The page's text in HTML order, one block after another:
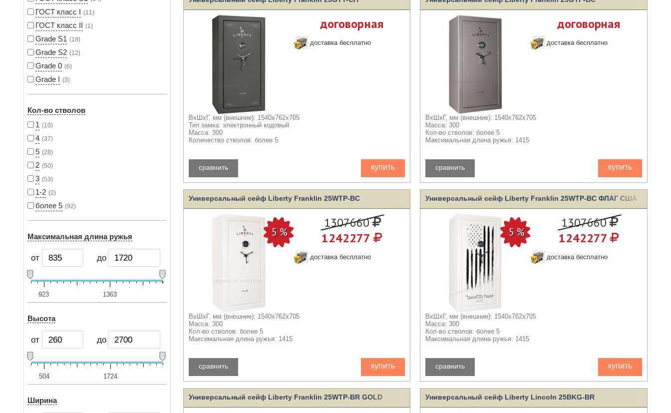
договорная
доставка бесплатно
ВхШхГ, мм (внешние): 1540x762x705
Тип замка: электронный кодовый
Масса: 300
Количество стволов: более 5
купить
сравнить
договорная
доставка бесплатно
ВхШхГ, мм (внешние): 1540x762x705
Масса: 300
Кол-во стволов: более 5
Максимальная длина ружья: 1415
купить
сравнить
Универсальный сейф Liberty Franklin 25WTP-BC
1307660
1242277
доставка бесплатно
ВхШхГ, мм (внешние): 1540x762x705
Масса: 300
Кол-во стволов: более 5
Максимальная длина ружья: 1415
купить
сравнить
Универсальный сейф Liberty Franklin 25WTP-BC ФЛАГ США
1307660
1242277
доставка бесплатно
ВхШхГ, мм (внешние): 1540x762x705
Масса: 300
Кол-во стволов: более 5
Максимальная длина ружья: 1415
купить
сравнить
Универсальный сейф Liberty Franklin 25WTP-BR GOLD Универсальный сейф Liberty Lincoln 25BKG-BR
ГОСТ класс I 11
ГОСТ класс II 1
Grade S1 18
Grade S2 12
Grade 0 6
Grade I 3
Кол-во стволов
1
10
4 37
5 28
2 50
3 53
1-2 2
более 5 92
Максимальная длина ружья
от до
923 1363
Высота
от до
504 1724
Ширина